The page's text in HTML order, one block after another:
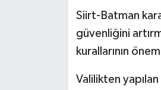
Siirt-Batman
güvenliğini
kurallarının
Valilikten